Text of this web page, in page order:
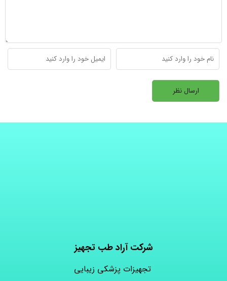
شرکت آراد طب تجهیز
تجهیزات پزشکی زیبایی